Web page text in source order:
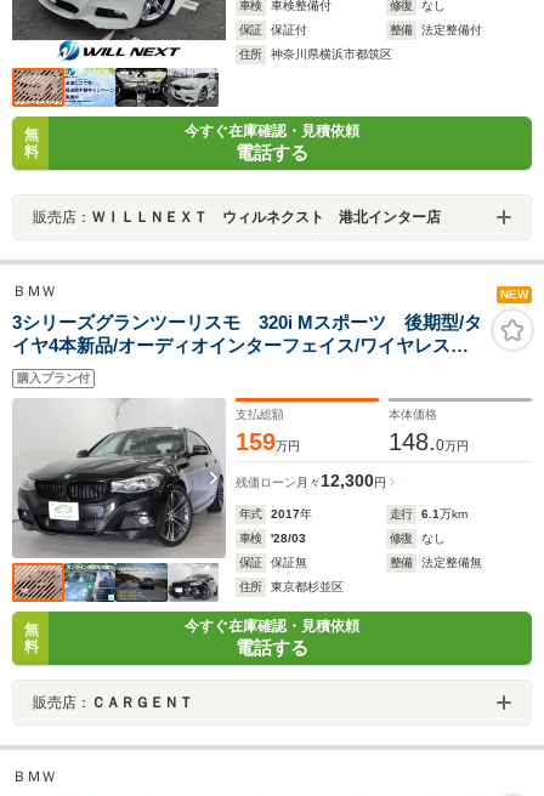
車検 車検整備付 修復
なし
保証
保証付 整備
法定整備付
住所
神奈川県横浜市都筑区
無
料
今すぐ在庫確認・見積依頼
電話する
販売店： ＷＩＬＬＮＥＸＴ ウィルネクスト 港北インター店
ＢＭＷ NEW
3シリーズグランツーリスモ 320i Mスポーツ 後期型/タ
イヤ4本新品/オーディオインターフェイス/ワイヤレス
CarPlay対応/ドライビングアシスト/黒革スポーツシート/
アクティブクルコン/LEDヘッドライト/レーンチェンジ警
告/全周囲カメラ/19インチAW
購入プラン付
支払総額
159万円
本体価格
148.0万円
残価ローン 月々12,300円
年式 2017年 走行 6.1万km
車検
'28/03 修復
なし
保証
保証無 整備
法定整備無
住所
東京都杉並区
無
料
今すぐ在庫確認・見積依頼
電話する
販売店： ＣＡＲＧＥＮＴ
ＢＭＷ